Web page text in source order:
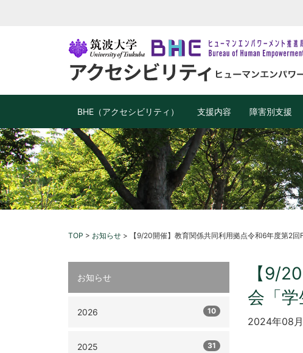
BHE（アクセシビリティ） 支援内容 障害別支援
TOP > お知らせ > 【9/20開催】教育関係共同利用拠点令和6年度第2
【9/
会「
2024年08
お知らせ
2026 10
2025 31